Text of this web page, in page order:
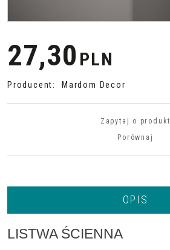
27,30 PLN
Producent: Mardom Decor
Zapytaj o produkt
Porównaj
OPIS
LISTWA ŚCIENNA